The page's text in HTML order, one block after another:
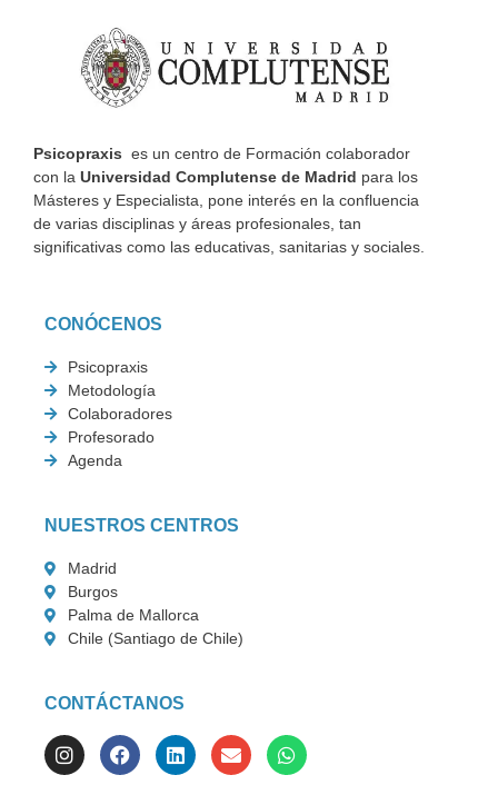
Psicopraxis es un centro de Formación colaborador
con la Universidad Complutense de Madrid para los
Másteres y Especialista, pone interés en la confluencia
de varias disciplinas y áreas profesionales, tan
significativas como las educativas, sanitarias y sociales.
CONÓCENOS
Psicopraxis
Metodología
Colaboradores
Profesorado
Agenda
NUESTROS CENTROS
Madrid
Burgos
Palma de Mallorca
Chile (Santiago de Chile)
CONTÁCTANOS